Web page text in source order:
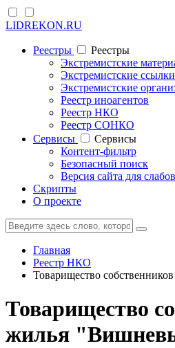
LIDREKON.RU
Реестры
Реестры
Экстремистские
Экстремистские ссылки
Экстремистские
Реестр иноагентов
Реестр НКО
Реестр СОНКО
Cервисы
Cервисы
Контент-фильтр
Безопасный поиск
Версия сайта для
Скрипты
О проекте
Главная
Реестр НКО
Товарищество
Товарищество
жилья